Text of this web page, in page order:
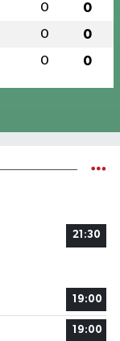
0 0
0 0
0 0
21:30
19:00
19:00